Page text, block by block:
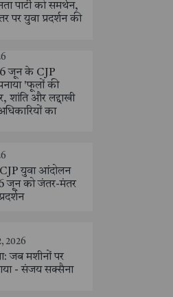
पार्टी को समर्थन,
पर युवा प्रदर्शन की
जून के CJP
'फूलों की
शांति और लद्दाखी
का
युवा आंदोलन
6 जून को जंतर-मंतर
2026
जब मशीनों पर
- संजय सक्सैना